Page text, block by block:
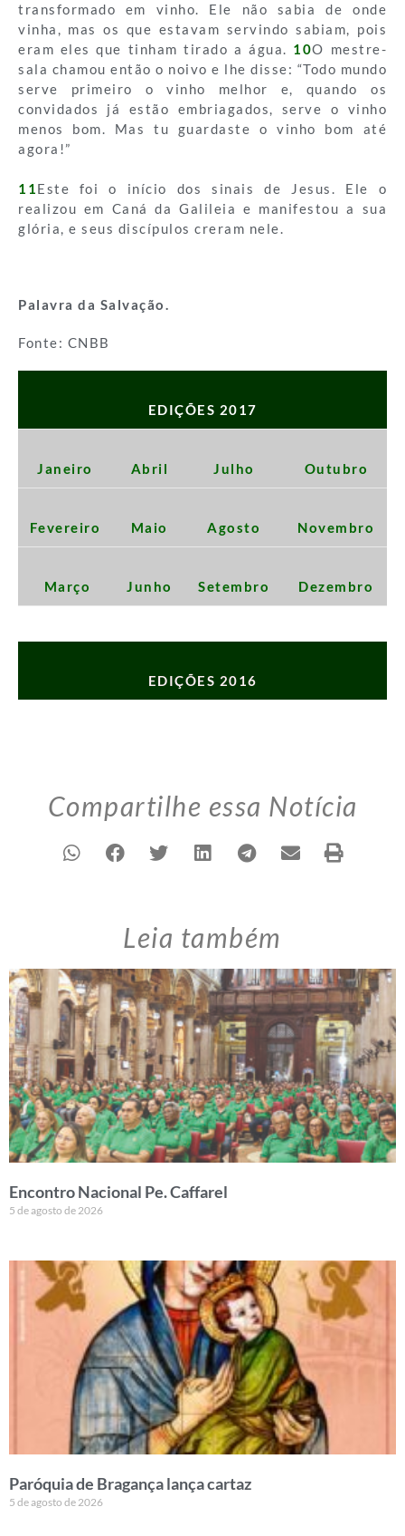
transformado em vinho. Ele não sabia de onde
vinha, mas os que estavam servindo sabiam, pois
eram eles que tinham tirado a água. 10O mestre-
sala chamou então o noivo e lhe disse: “Todo mundo
serve primeiro o vinho melhor e, quando os
convidados já estão embriagados, serve o vinho
menos bom. Mas tu guardaste o vinho bom até
agora!”
11Este foi o início dos sinais de Jesus. Ele o
realizou em Caná da Galileia e manifestou a sua
glória, e seus discípulos creram nele.
Palavra da Salvação.
Fonte: CNBB
EDIÇÕES 2017
Janeiro Abril Julho Outubro
Fevereiro Maio Agosto Novembro
Março Junho Setembro Dezembro
EDIÇÕES 2016
Compartilhe essa Notícia
Leia também
Encontro Nacional Pe. Caffarel
5 de agosto de 2026
Paróquia de Bragança lança cartaz
5 de agosto de 2026